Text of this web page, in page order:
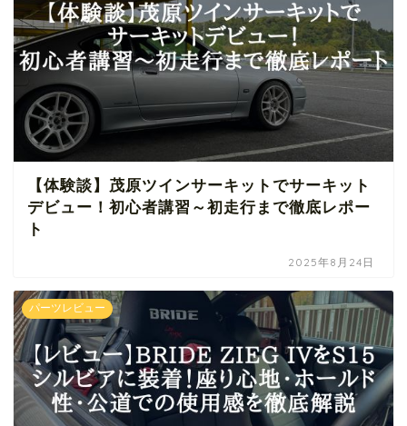
【体験談】茂原ツインサーキットでサーキット
デビュー！初心者講習～初走行まで徹底レポー
ト
2025年8月24日
パーツレビュー